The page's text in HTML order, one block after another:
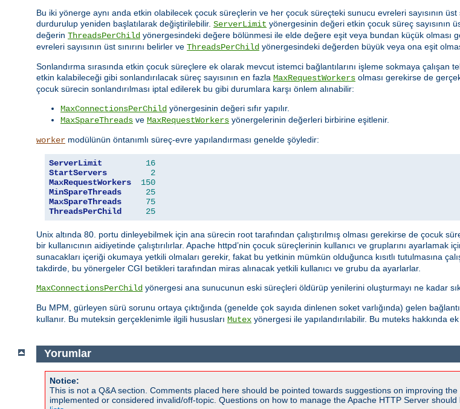
Bu iki yönerge aynı anda etkin olabilecek çocuk süreçlerin ve her çocuk süreçteki sunucu evreleri sayısının üst
durdurulup yeniden başlatılarak değiştirilebilir. ServerLimit yönergesinin değeri etkin çocuk süreç sayısının
değerin ThreadsPerChild yönergesindeki değere bölünmesi ile elde değere eşit veya bundan küçük olması
evreleri sayısının üst sınırını belirler ve ThreadsPerChild yönergesindeki değerden büyük veya ona eşit
Sonlandırma sırasında etkin çocuk süreçlere ek olarak mevcut istemci bağlantılarını işleme sokmaya
etkin kalabileceği gibi sonlandırılacak süreç sayısının en fazla MaxRequestWorkers olması gerekirse de
çocuk sürecin sonlandırılması iptal edilerek bu gibi durumlara karşı önlem alınabilir:
MaxConnectionsPerChild yönergesinin değeri sıfır yapılır.
MaxSpareThreads ve MaxRequestWorkers yönergelerinin değerleri birbirine eşitlenir.
worker modülünün öntanımlı süreç-evre yapılandırması genelde şöyledir:
ServerLimit
16
StartServers
2
MaxRequestWorkers
150
MinSpareThreads
25
MaxSpareThreads
75
ThreadsPerChild
25
Unix altında 80. portu dinleyebilmek için ana sürecin root tarafından çalıştırılmış olması gerekirse de çocuk
bir kullanıcının aidiyetinde çalıştırılırlar. Apache httpd’nin çocuk süreçlerinin kullanıcı ve gruplarını ayarlamak
sunacakları içeriği okumaya yetkili olmaları gerekir, fakat bu yetkinin mümkün olduğunca kısıtlı tutulmasına
takdirde, bu yönergeler CGI betikleri tarafından miras alınacak yetkili kullanıcı ve grubu da ayarlarlar.
MaxConnectionsPerChild yönergesi ana sunucunun eski süreçleri öldürüp yenilerini oluşturmayı ne kadar
Bu MPM, gürleyen sürü sorunu ortaya çıktığında (genelde çok sayıda dinlenen soket varlığında) gelen
kullanır. Bu muteksin gerçeklenimle ilgili hususları Mutex yönergesi ile yapılandırılabilir. Bu muteks hakkında
Yorumlar
Notice:
This is not a Q&A section. Comments placed here should be pointed towards suggestions on improving
implemented or considered invalid/off-topic. Questions on how to manage the Apache HTTP Server